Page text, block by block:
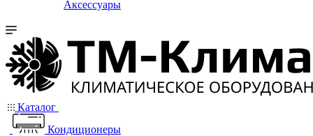
Аксессуары
Каталог
Кондиционеры